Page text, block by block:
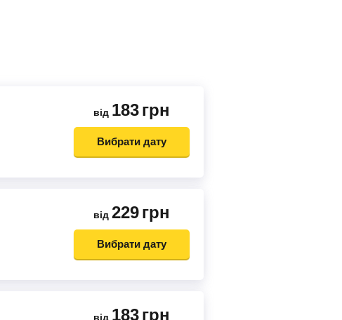
від 183грн
Вибрати дату
від 229грн
Вибрати дату
від 183грн